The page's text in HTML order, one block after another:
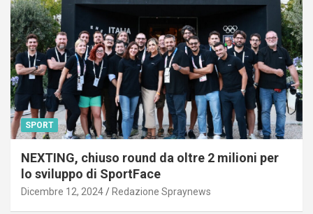
SPORT
NEXTING, chiuso round da oltre 2 milioni per
lo sviluppo di SportFace
Dicembre 12, 2024 Redazione Spraynews